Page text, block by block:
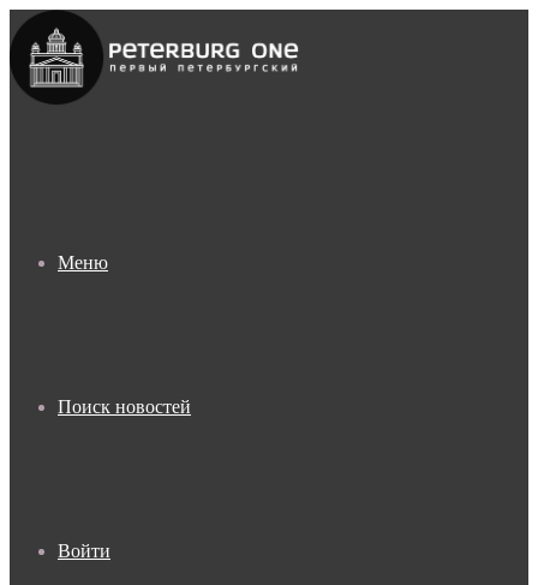
Меню
Поиск новостей
Войти